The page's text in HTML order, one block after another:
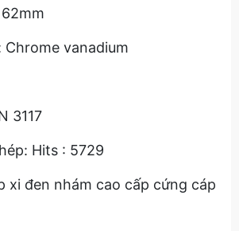
Chrome vanadium
3117
Hits : 5729
xi đen nhám cao cấp cứng cáp